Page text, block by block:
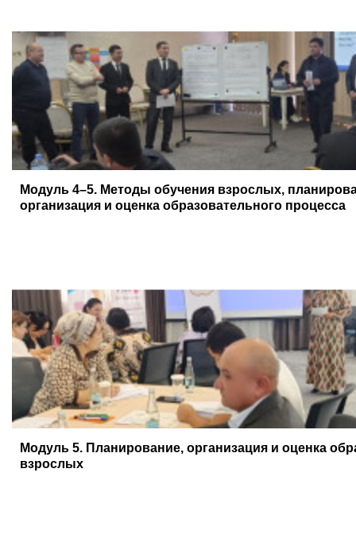
Модуль 4–5. Методы обучения взрослых,
организация и оценка образовательного процесса
Модуль 5. Планирование, организация и оценка
взрослых